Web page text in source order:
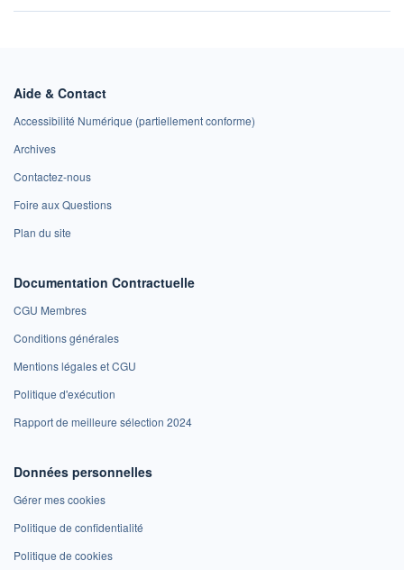
Aide & Contact
Accessibilité Numérique (partiellement conforme)
Archives
Contactez-nous
Foire aux Questions
Plan du site
Documentation Contractuelle
CGU Membres
Conditions générales
Mentions légales et CGU
Politique d'exécution
Rapport de meilleure sélection 2024
Données personnelles
Gérer mes cookies
Politique de confidentialité
Politique de cookies